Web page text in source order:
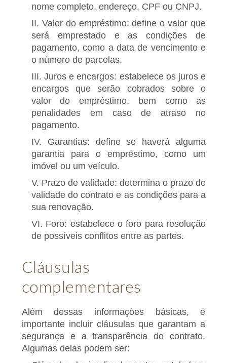
nome completo, endereço, CPF ou CNPJ.
II. Valor do empréstimo: define o valor que
será emprestado e as condições de
pagamento, como a data de vencimento e
o número de parcelas.
III. Juros e encargos: estabelece os juros e
encargos que serão cobrados sobre o
valor do empréstimo, bem como as
penalidades em caso de atraso no
pagamento.
IV. Garantias: define se haverá alguma
garantia para o empréstimo, como um
imóvel ou um veículo.
V. Prazo de validade: determina o prazo de
validade do contrato e as condições para a
sua renovação.
VI. Foro: estabelece o foro para resolução
de possíveis conflitos entre as partes.
Cláusulas
complementares
Além dessas informações básicas, é
importante incluir cláusulas que garantam a
segurança e a transparência do contrato.
Algumas delas podem ser: